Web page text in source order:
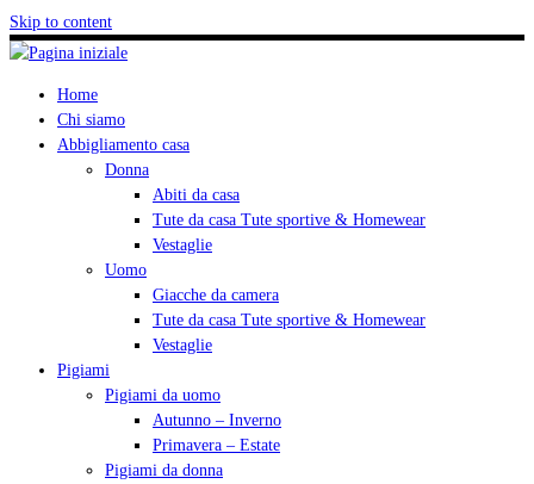
Skip to content
Home
Chi siamo
Abbigliamento casa
Donna
Abiti da casa
Tute da casa Tute sportive & Homewear
Vestaglie
Uomo
Giacche da camera
Tute da casa Tute sportive & Homewear
Vestaglie
Pigiami
Pigiami da uomo
Autunno – Inverno
Primavera – Estate
Pigiami da donna